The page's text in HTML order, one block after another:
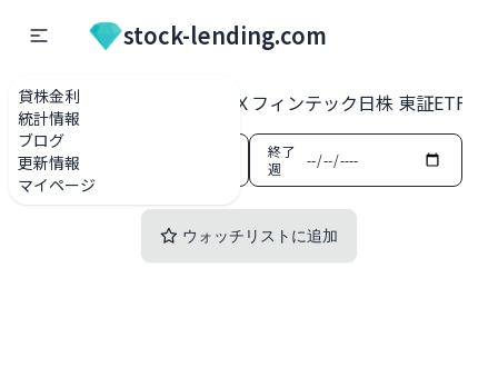
貸株金利
統計情報
ブログ
更新情報
マイページ
stock-lending.com
貸株金利一覧 2836 ＧＸフィンテック日株 東証ETF・
開始
週
終了
週
ウォッチリストに追加